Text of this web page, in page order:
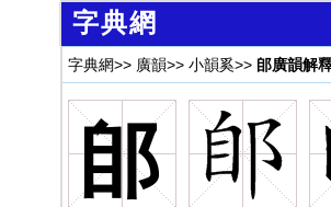
字典網
字典網>> 廣韻>> 小韻奚>> 郋廣韻解
郋